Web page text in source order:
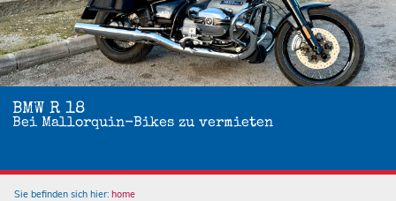
BMW R 18
Bei Mallorquin-Bikes zu vermieten
Sie befinden sich hier: home